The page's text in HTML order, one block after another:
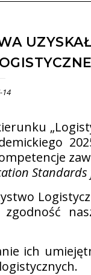
14
Standards
ich